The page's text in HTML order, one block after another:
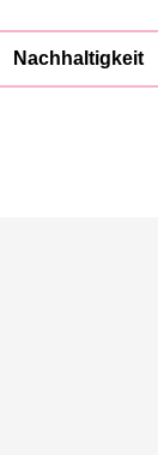
Nachhaltigkeit